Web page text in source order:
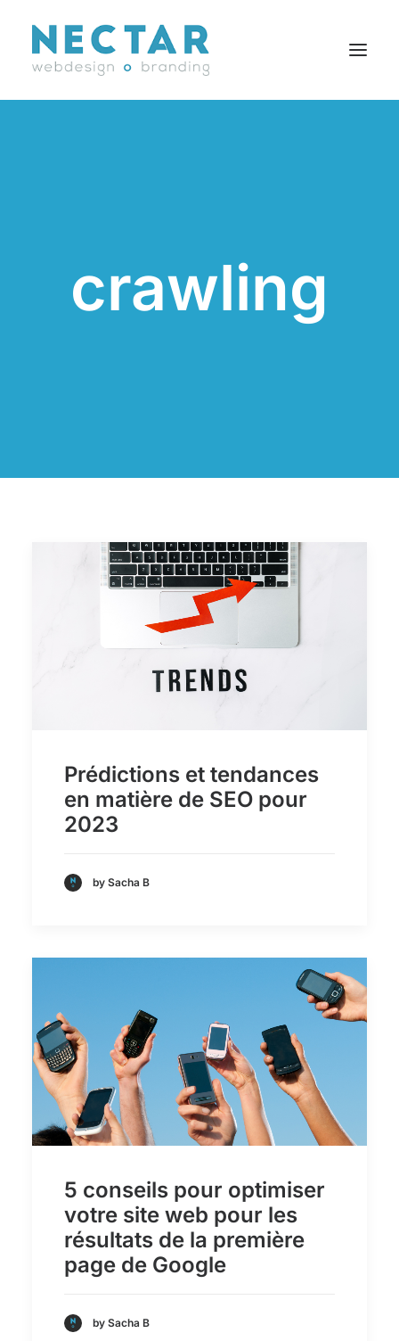
CONTACTcrawling
Prédictions et tendances
en matière de SEO pour
2023
by Sacha B
5 conseils pour optimiser
votre site web pour les
résultats de la première
page de Google
by Sacha B